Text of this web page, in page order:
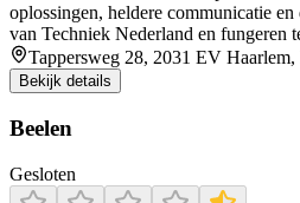
oplossingen, heldere communicatie
van Techniek Nederland en fungeren
Tappersweg 28, 2031 EV Haarlem,
Bekijk details
Beelen
Gesloten